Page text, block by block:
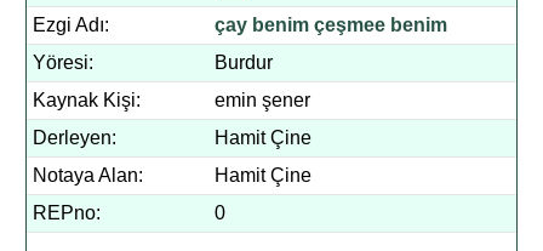
Ezgi Adı:
çay benim çeşmee benim
Yöresi:
Burdur
Kaynak Kişi:
emin şener
Derleyen:
Hamit Çine
Notaya Alan:
Hamit Çine
REPno:
0